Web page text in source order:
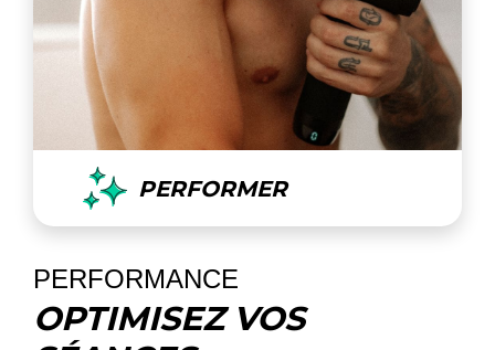
PERFORMANCE
OPTIMISEZ VOS
PERFORMER